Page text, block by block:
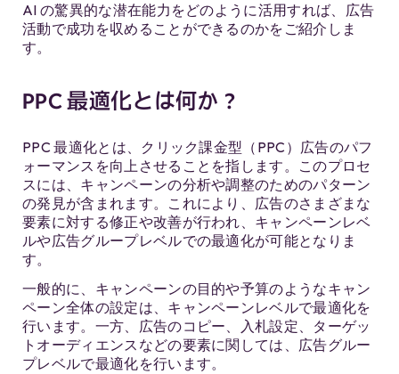
AI の驚異的な潜在能力をどのように活用すれば、広告
活動で成功を収めることができるのかをご紹介しま
す。
PPC 最適化とは何か？
PPC 最適化とは、クリック課金型（PPC）広告のパフ
ォーマンスを向上させることを指します。このプロセ
スには、キャンペーンの分析や調整のためのパターン
の発見が含まれます。これにより、広告のさまざまな
要素に対する修正や改善が行われ、キャンペーンレベ
ルや広告グループレベルでの最適化が可能となりま
す。
一般的に、キャンペーンの目的や予算のようなキャン
ペーン全体の設定は、キャンペーンレベルで最適化を
行います。一方、広告のコピー、入札設定、ターゲッ
トオーディエンスなどの要素に関しては、広告グルー
プレベルで最適化を行います。